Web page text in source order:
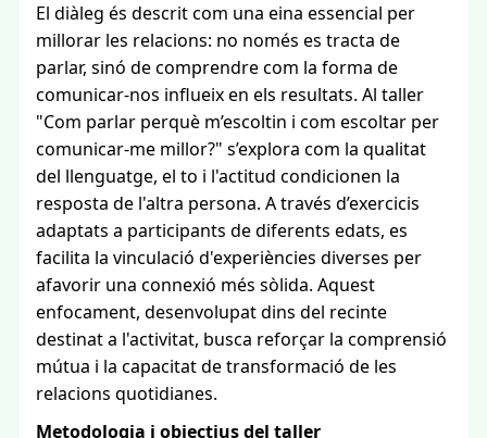
El diàleg és descrit com una eina essencial per
millorar les relacions: no només es tracta de
parlar, sinó de comprendre com la forma de
comunicar‑nos influeix en els resultats. Al taller
"Com parlar perquè m’escoltin i com escoltar per
comunicar-me millor?" s’explora com la qualitat
del llenguatge, el to i l'actitud condicionen la
resposta de l'altra persona. A través d’exercicis
adaptats a participants de diferents edats, es
facilita la vinculació d'experiències diverses per
afavorir una connexió més sòlida. Aquest
enfocament, desenvolupat dins del recinte
destinat a l'activitat, busca reforçar la comprensió
mútua i la capacitat de transformació de les
relacions quotidianes.
Metodologia i objectius del taller